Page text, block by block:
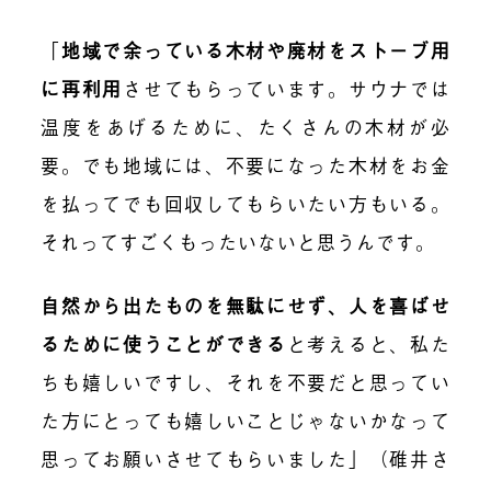
「地域で余っている木材や廃材をストーブ用
に再利用 させてもらっています。サウナでは
温度をあげるために、たくさんの木材が必
要。でも地域には、不要になった木材をお金
を払ってでも回収してもらいたい方もいる。
それってすごくもったいないと思うんです。
自然から出たものを無駄にせず、人を喜ばせ
るために使うことができる と考えると、私た
ちも嬉しいですし、それを不要だと思ってい
た方にとっても嬉しいことじゃないかなって
思ってお願いさせてもらいました」（碓井さ